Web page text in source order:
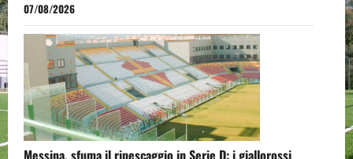
07/08/2026